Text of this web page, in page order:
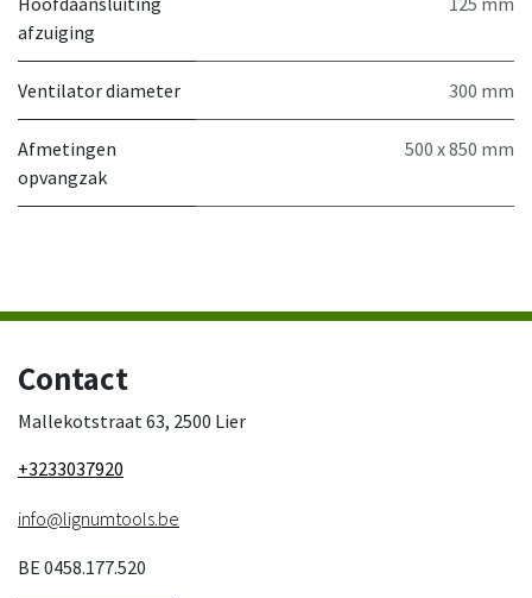
afzuiging
Ventilator diameter 300 mm
Afmetingen
opvangzak
500 x 850 mm
Contact
Mallekotstraat 63, 2500 Lier
+3233037920
info@lignumtools.be
BE 0458.177.520